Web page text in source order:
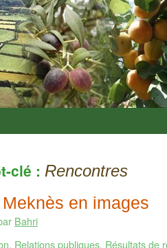
clé : Rencontres
en images
Bahri
, Relations publiques, Résultats de